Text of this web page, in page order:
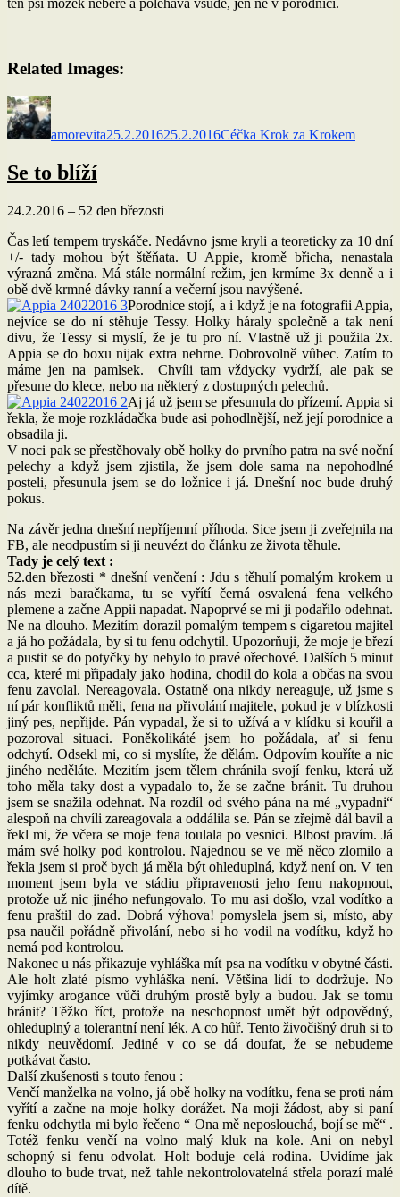
ten psí mozek nebere a polehává všude, jen ne v porodnici.
Related Images:
Autor:
amorevita25.2.201625.2.2016Céčka Krok za Krokem
Se to blíží
24.2.2016 – 52 den březosti
Čas letí tempem tryskáče. Nedávno jsme kryli a teoreticky za 10 dní
+/- tady mohou být štěňata. U Appie, kromě břicha, nenastala
výrazná změna. Má stále normální režim, jen krmíme 3x denně a i
obě dvě krmné dávky ranní a večerní jsou navýšené.
Porodnice stojí, a i když je na fotografii Appia,
nejvíce se do ní stěhuje Tessy. Holky háraly společně a tak není
divu, že Tessy si myslí, že je tu pro ní. Vlastně už ji použila 2x.
Appia se do boxu nijak extra nehrne. Dobrovolně vůbec. Zatím to
máme jen na pamlsek. Chvíli tam vždycky vydrží, ale pak se
přesune do klece, nebo na některý z dostupných pelechů.
Aj já už jsem se přesunula do přízemí. Appia si
řekla, že moje rozkládačka bude asi pohodlnější, než její porodnice a
obsadila ji.
V noci pak se přestěhovaly obě holky do prvního patra na své noční
pelechy a když jsem zjistila, že jsem dole sama na nepohodlné
posteli, přesunula jsem se do ložnice i já. Dnešní noc bude druhý
pokus.
Na závěr jedna dnešní nepříjemní příhoda. Sice jsem ji zveřejnila na
FB, ale neodpustím si ji neuvézt do článku ze života těhule.
Tady je celý text :
52.den březosti * dnešní venčení : Jdu s těhulí pomalým krokem u
nás mezi baračkama, tu se vyřítí černá osvalená fena velkého
plemene a začne Appii napadat. Napoprvé se mi ji podařilo odehnat.
Ne na dlouho. Mezitím dorazil pomalým tempem s cigaretou majitel
a já ho požádala, by si tu fenu odchytil. Upozorňuji, že moje je březí
a pustit se do potyčky by nebylo to pravé ořechové. Dalších 5 minut
cca, které mi připadaly jako hodina, chodil do kola a občas na svou
fenu zavolal. Nereagovala. Ostatně ona nikdy nereaguje, už jsme s
ní pár konfliktů měli, fena na přivolání majitele, pokud je v blízkosti
jiný pes, nepřijde. Pán vypadal, že si to užívá a v klídku si kouřil a
pozoroval situaci. Poněkolikáté jsem ho požádala, ať si fenu
odchytí. Odsekl mi, co si myslíte, že dělám. Odpovím kouříte a nic
jiného neděláte. Mezitím jsem tělem chránila svojí fenku, která už
toho měla taky dost a vypadalo to, že se začne bránit. Tu druhou
jsem se snažila odehnat. Na rozdíl od svého pána na mé „vypadni“
alespoň na chvíli zareagovala a oddálila se. Pán se zřejmě dál bavil a
řekl mi, že včera se moje fena toulala po vesnici. Blbost pravím. Já
mám své holky pod kontrolou. Najednou se ve mě něco zlomilo a
řekla jsem si proč bych já měla být ohleduplná, když není on. V ten
moment jsem byla ve stádiu připravenosti jeho fenu nakopnout,
protože už nic jiného nefungovalo. To mu asi došlo, vzal vodítko a
fenu praštil do zad. Dobrá výhova! pomyslela jsem si, místo, aby
psa naučil pořádně přivolání, nebo si ho vodil na vodítku, když ho
nemá pod kontrolou.
Nakonec u nás přikazuje vyhláška mít psa na vodítku v obytné části.
Ale holt zlaté písmo vyhláška není. Většina lidí to dodržuje. No
vyjímky arogance vůči druhým prostě byly a budou. Jak se tomu
bránit? Těžko říct, protože na neschopnost umět být odpovědný,
ohleduplný a tolerantní není lék. A co hůř. Tento živočišný druh si to
nikdy neuvědomí. Jediné v co se dá doufat, že se nebudeme
potkávat často.
Další zkušenosti s touto fenou :
Venčí manželka na volno, já obě holky na vodítku, fena se proti nám
vyřítí a začne na moje holky dorážet. Na moji žádost, aby si paní
fenku odchytla mi bylo řečeno “ Ona mě neposlouchá, bojí se mě“ .
Totéž fenku venčí na volno malý kluk na kole. Ani on nebyl
schopný si fenu odvolat. Holt boduje celá rodina. Uvidíme jak
dlouho to bude trvat, než tahle nekontrolovatelná střela porazí malé
dítě.